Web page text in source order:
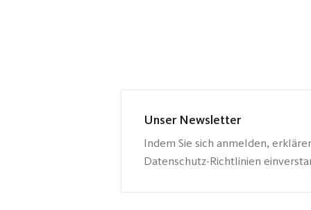
Unser Newsletter
Indem Sie sich anmelden,
Datenschutz-Richtlinien